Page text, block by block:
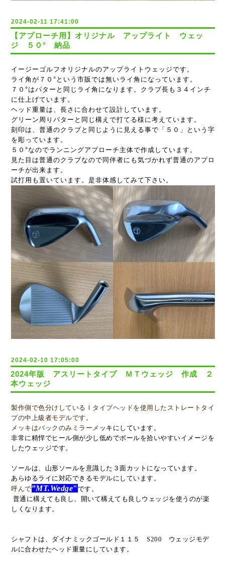
2024-02-11 17:41:00
【アプローチ用】オリジナル アップライト ウェッ
ジ ５０° 納品
イージーゴルフオリジナルのアップライトウェッジです。
ライ角が７０°という市販では無いライ角になっています。
７０°はパターと同じライ角になります。クラブ長も３４インチ
に仕上げています。
ヘッド重量は、長さに合わせて設計しています。
グリーン周りパターと同じ構えで打てる様に考えています。
刻印は、普通のクラブと同じように見える事で「５０」という字
を彫っています。
５０°なのでランニングアプローチ主体で作成しています。
見た目は普通のクラブなので同伴者にも気づかれず普通のアプロ
ーチが出来ます。
試打用も置いています。是非体感してみて下さい。
2024-02-10 17:05:00
2024年版 アスリートタイプ ＭＴウェッジ 作成 ２
本ウェッジ
製作側で色分けしているＩタイプヘッドを使用したストレートタイ
プの中上級者モデルです。
メッキはバックのみミラーメ ッキにしています。
非常に精悍でヒール側が少し低めでボールを拾いやすいイメージを
したウェッジです。
ソールは、山形ソールを意識した３面カットになっています。
あらゆるライに対応できるモデルにしています。
呼んで”MT.Wedge" です。
普通に構えても良し、開いて構えても良しウェッジを使うのが楽
しくなります。
シャフトは、ダイナミックゴールド１１５ S200 ウェッジモデ
ルに合わせたヘッド重量にしています。